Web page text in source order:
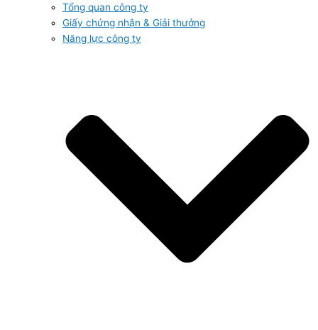
Tổng quan công ty
Giấy chứng nhận & Giải thưởng
Năng lực công ty